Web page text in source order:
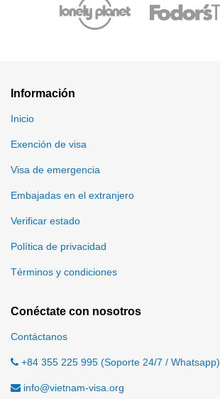
Información
Inicio
Exención de visa
Visa de emergencia
Embajadas en el extranjero
Verificar estado
Política de privacidad
Términos y condiciones
Conéctate con nosotros
Contáctanos
+84 355 225 995 (Soporte 24/7 / Whatsapp)
info@vietnam-visa.org